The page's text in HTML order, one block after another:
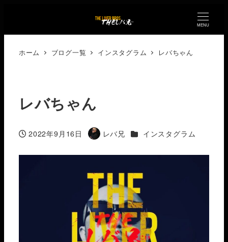
MENU
ホーム ブログ一覧 インスタグラム レバちゃん
レバちゃん
投稿日
2022年9月16日
著
レバ兄 カテゴリー
インスタグラム